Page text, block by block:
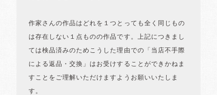
作家さんの作品はどれを１つとっても全く同じもの
は存在しない１点ものの作品です。上記につきまし
ては検品済みのためこうした理由での「当店不手際
による返品・交換」はお受けすることができかねま
すことをご理解いただけますようお願いいたしま
す。